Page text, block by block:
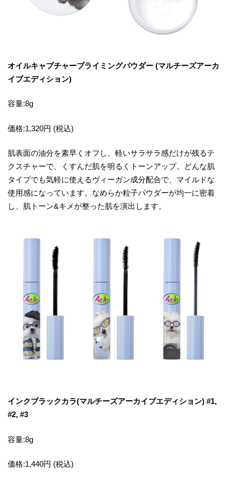
オイルキャプチャープライミングパウダー (マルチーズアーカ
イブエディション)
容量:8g
価格:1,320円 (税込)
肌表面の油分を素早くオフし、軽いサラサラ感だけが残るテ
クスチャーで、くすんだ肌を明るくトーンアップ。どんな肌
タイプでも気軽に使えるヴィーガン成分配合で、マイルドな
使用感になっています。なめらか粒子パウダーが均一に密着
し、肌トーン&キメが整った肌を演出します。
インクブラックカラ(マルチーズアーカイブエディション) #1,
#2, #3
容量:8g
価格:1,440円 (税込)